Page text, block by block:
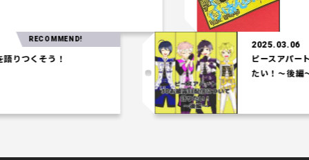
くそう！
RECOMMEND!
2025.03.06
ピースアパート3D
たい！～後編～